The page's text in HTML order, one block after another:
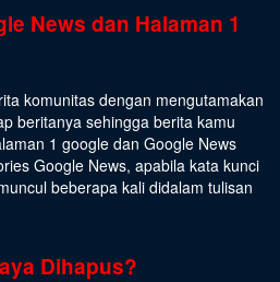
News dan Halaman 1
komunitas dengan mengutamakan
beritanya sehingga berita kamu
1 google dan Google News
Google News, apabila kata kunci
beberapa kali didalam tulisan
Dihapus?